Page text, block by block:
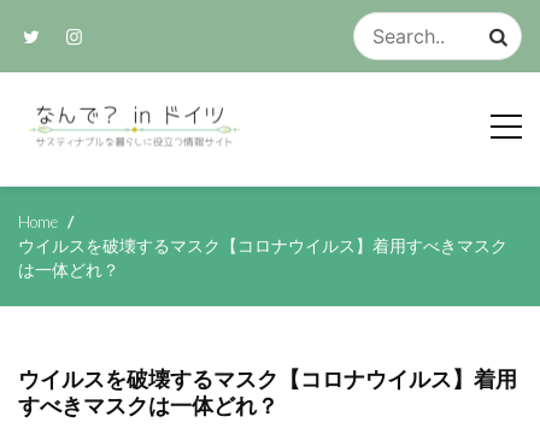
なんで？ in ド
イツ
サスティナブルな生活のアイデア集
Home
ウイルスを破壊するマスク【コロナウイルス】着用すべきマスク
は一体どれ？
ウイルスを破壊するマスク【コロナウイルス】着用
すべきマスクは一体どれ？